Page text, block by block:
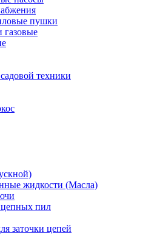
пушки
газовые
техники
жидкости (Масла)
цепных пил
заточки цепей